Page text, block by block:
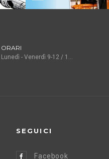
ORARI
Lunedì - Venerdì 9-12 / 15-18
SEGUICI
Facebook